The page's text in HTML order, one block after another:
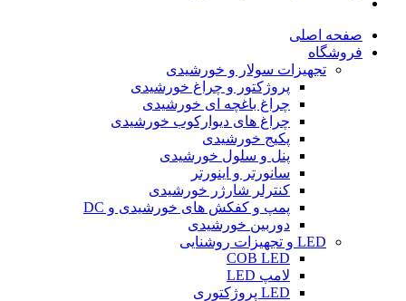
صفحه اصلی
فروشگاه
تجهیزات سولار و خورشیدی
پروژکتور و چراغ خورشیدی
چراغ باغچه ای خورشیدی
چراغ های دیوارکوب خورشیدی
پکیج خورشیدی
پنل و سلول خورشیدی
سانورتر و اینورتر
کنترلر شارژر خورشیدی
پمپ و کفکش های خورشیدی و DC
دوربین خورشیدی
LED و تجهیزات روشنایی
COB LED
لامپ LED
LED پروژکتوری